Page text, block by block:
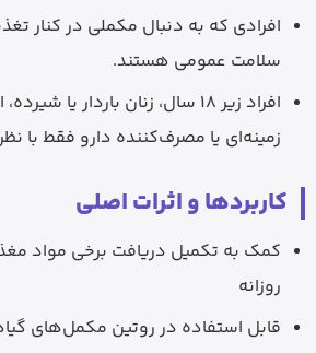
افرادی که به دنبال مکملی در کنار
سلامت عمومی هستند.
افراد زیر 18 سال، زنان باردار یا
زمینه‌ای یا مصرف‌کننده دارو فقط با
کاربردها و اثرات اصلی
کمک به تکمیل دریافت برخی مواد
روزانه
قابل استفاده در روتین مکمل‌های